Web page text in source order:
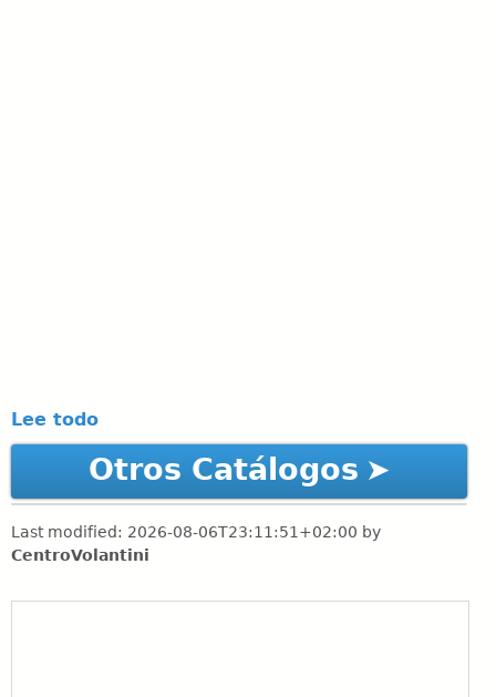
Lee todo
Otros Catálogos
Last modified: 2026-08-06T23:11:51+02:00 by
CentroVolantini